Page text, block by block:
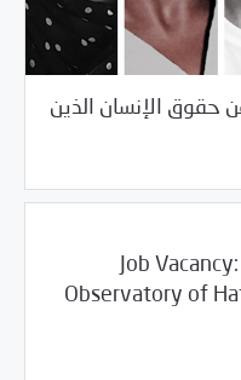
حقوق الإنسان الذين
/خبر بارز
Job
Observatory of